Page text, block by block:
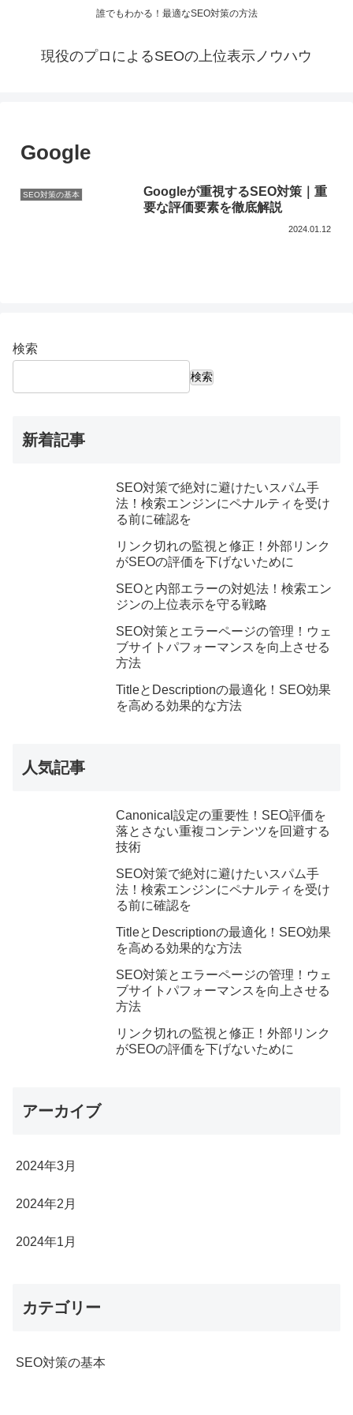
誰でもわかる！最適なSEO対策の方法
現役のプロによるSEOの上位表示ノウハウ
Google
SEO対策の基本
Googleが重視するSEO対策｜重
要な評価要素を徹底解説
2024.01.12
検索
検索
新着記事
SEO対策で絶対に避けたいスパム手
法！検索エンジンにペナルティを受け
る前に確認を
リンク切れの監視と修正！外部リンク
がSEOの評価を下げないために
SEOと内部エラーの対処法！検索エン
ジンの上位表示を守る戦略
SEO対策とエラーページの管理！ウェ
ブサイトパフォーマンスを向上させる
方法
TitleとDescriptionの最適化！SEO効果
を高める効果的な方法
人気記事
Canonical設定の重要性！SEO評価を
落とさない重複コンテンツを回避する
技術
SEO対策で絶対に避けたいスパム手
法！検索エンジンにペナルティを受け
る前に確認を
TitleとDescriptionの最適化！SEO効果
を高める効果的な方法
SEO対策とエラーページの管理！ウェ
ブサイトパフォーマンスを向上させる
方法
リンク切れの監視と修正！外部リンク
がSEOの評価を下げないために
アーカイブ
2024年3月
2024年2月
2024年1月
カテゴリー
SEO対策の基本